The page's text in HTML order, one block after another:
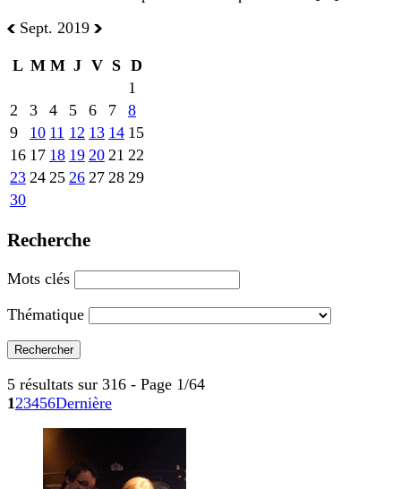
Sept. 2019
L M M J V S D
1
2
3 4 5 6 7
8
9
10 11 12 13 14 15
16 17 18 19 20 21 22
23 24 25 26 27 28 29
30
Recherche
Mots clés
Thématique
5 résultats sur 316 - Page 1/64
1 23456Dernière